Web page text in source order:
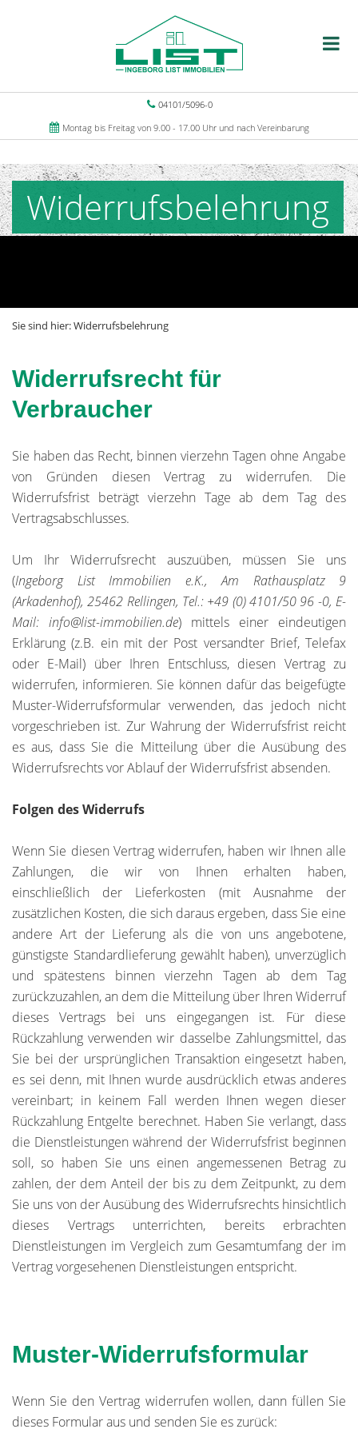
04101/5096-0
Montag bis Freitag von 9.00 - 17.00 Uhr und nach Vereinbarung
Widerrufsbelehrung
Sie sind hier:Widerrufsbelehrung
Widerrufsrecht für
Verbraucher
Sie haben das Recht, binnen vierzehn Tagen ohne Angabe
von Gründen diesen Vertrag zu widerrufen. Die
Widerrufsfrist beträgt vierzehn Tage ab dem Tag des
Vertragsabschlusses.
Um Ihr Widerrufsrecht auszuüben, müssen Sie uns
(Ingeborg List Immobilien e.K., Am Rathausplatz 9
(Arkadenhof), 25462 Rellingen, Tel.: +49 (0) 4101/50 96 -0, E-
Mail: info@list-immobilien.de) mittels einer eindeutigen
Erklärung (z.B. ein mit der Post versandter Brief, Telefax
oder E-Mail) über Ihren Entschluss, diesen Vertrag zu
widerrufen, informieren. Sie können dafür das beigefügte
Muster-Widerrufsformular verwenden, das jedoch nicht
vorgeschrieben ist. Zur Wahrung der Widerrufsfrist reicht
es aus, dass Sie die Mitteilung über die Ausübung des
Widerrufsrechts vor Ablauf der Widerrufsfrist absenden.
Folgen des Widerrufs
Wenn Sie diesen Vertrag widerrufen, haben wir Ihnen alle
Zahlungen, die wir von Ihnen erhalten haben,
einschließlich der Lieferkosten (mit Ausnahme der
zusätzlichen Kosten, die sich daraus ergeben, dass Sie eine
andere Art der Lieferung als die von uns angebotene,
günstigste Standardlieferung gewählt haben), unverzüglich
und spätestens binnen vierzehn Tagen ab dem Tag
zurückzuzahlen, an dem die Mitteilung über Ihren Widerruf
dieses Vertrags bei uns eingegangen ist. Für diese
Rückzahlung verwenden wir dasselbe Zahlungsmittel, das
Sie bei der ursprünglichen Transaktion eingesetzt haben,
es sei denn, mit Ihnen wurde ausdrücklich etwas anderes
vereinbart; in keinem Fall werden Ihnen wegen dieser
Rückzahlung Entgelte berechnet. Haben Sie verlangt, dass
die Dienstleistungen während der Widerrufsfrist beginnen
soll, so haben Sie uns einen angemessenen Betrag zu
zahlen, der dem Anteil der bis zu dem Zeitpunkt, zu dem
Sie uns von der Ausübung des Widerrufsrechts hinsichtlich
dieses Vertrags unterrichten, bereits erbrachten
Dienstleistungen im Vergleich zum Gesamtumfang der im
Vertrag vorgesehenen Dienstleistungen entspricht.
Muster-Widerrufsformular
Wenn Sie den Vertrag widerrufen wollen, dann füllen Sie
dieses Formular aus und senden Sie es zurück: